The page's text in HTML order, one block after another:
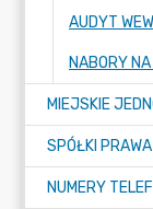
AUDYT
MIEJSKIE